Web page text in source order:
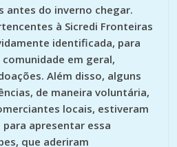
antes do inverno chegar.
à Sicredi Fronteiras
identificada, para
em geral,
Além disso, alguns
de maneira voluntária,
locais, estiveram
apresentar essa
que aderiram